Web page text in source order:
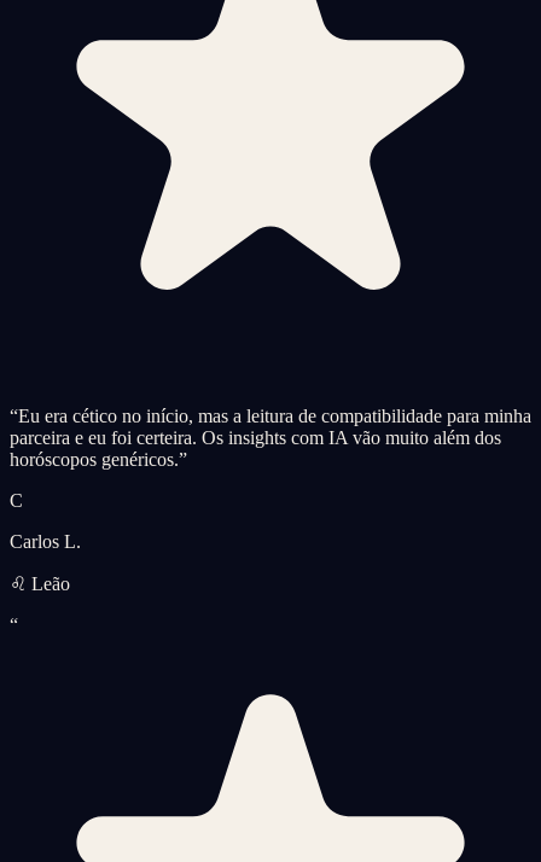
“Eu era cético no início, mas a leitura de compatibilidade para minha
parceira e eu foi certeira. Os insights com IA vão muito além dos
horóscopos genéricos.”
C
Carlos L.
♌ Leão
“